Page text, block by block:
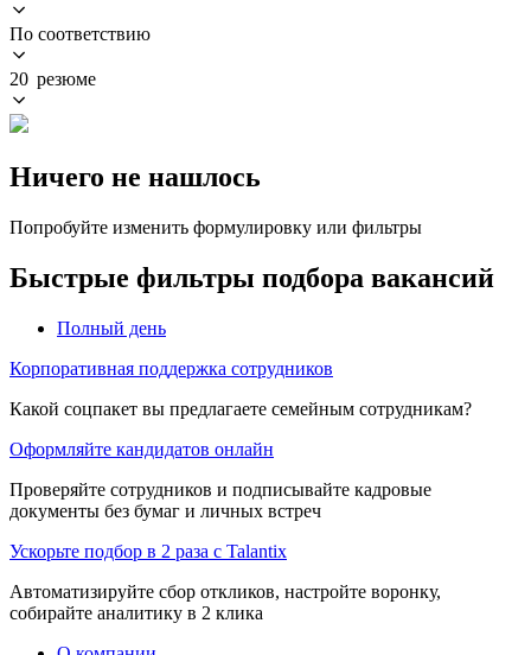
По соответствию
20 резюме
Ничего не нашлось
Попробуйте изменить формулировку или фильтры
Быстрые фильтры подбора вакансий
Полный день
Корпоративная поддержка сотрудников
Какой соцпакет вы предлагаете семейным сотрудникам?
Оформляйте кандидатов онлайн
Проверяйте сотрудников и подписывайте кадровые
документы без бумаг и личных встреч
Ускорьте подбор в 2 раза с Talantix
Автоматизируйте сбор откликов, настройте воронку,
собирайте аналитику в 2 клика